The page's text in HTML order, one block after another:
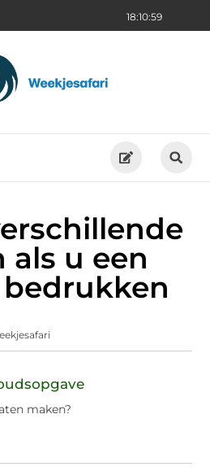
18:11:01
als u een
maken?